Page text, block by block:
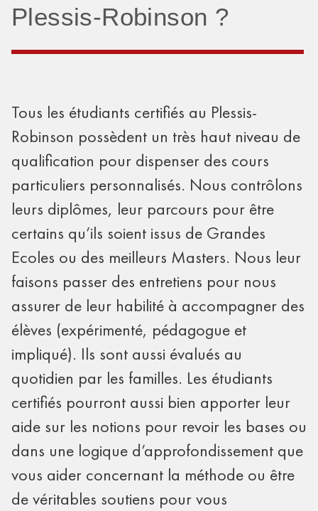
Plessis-Robinson ?
Tous les étudiants certifiés au Plessis-
Robinson possèdent un très haut niveau de
qualification pour dispenser des cours
particuliers personnalisés. Nous contrôlons
leurs diplômes, leur parcours pour être
certains qu’ils soient issus de Grandes
Ecoles ou des meilleurs Masters. Nous leur
faisons passer des entretiens pour nous
assurer de leur habilité à accompagner des
élèves (expérimenté, pédagogue et
impliqué). Ils sont aussi évalués au
quotidien par les familles. Les étudiants
certifiés pourront aussi bien apporter leur
aide sur les notions pour revoir les bases ou
dans une logique d’approfondissement que
vous aider concernant la méthode ou être
de véritables soutiens pour vous